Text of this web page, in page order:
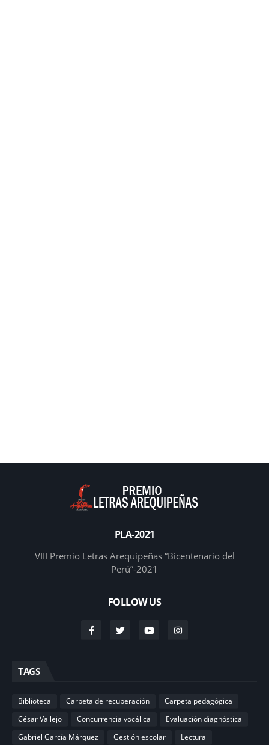
PLA-2021
VIII Premio Letras Arequipeñas “Bicentenario del
Perú”-2021
FOLLOW US
TAGS
Biblioteca Carpeta de recuperación
Carpeta pedagógica
César Vallejo
Concurrencia vocálica
Evaluación diagnóstica
Gabriel García Márquez
Gestión escolar
Lectura